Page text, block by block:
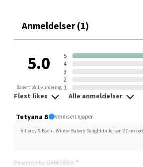
Anmeldelser (1)
5.0
Basert på 1 vurdering
5
4
3
2
1
Flest likes Alle anmeldelser
Tetyana B Verifisert kjøper
Villeroy & Boch - Winter Bakery Delight tallerken 27 cm rød
Powered by GAMIFIERA.®
Skarvøyveien 55, 4517 Mandal
0 i butikk
Rana